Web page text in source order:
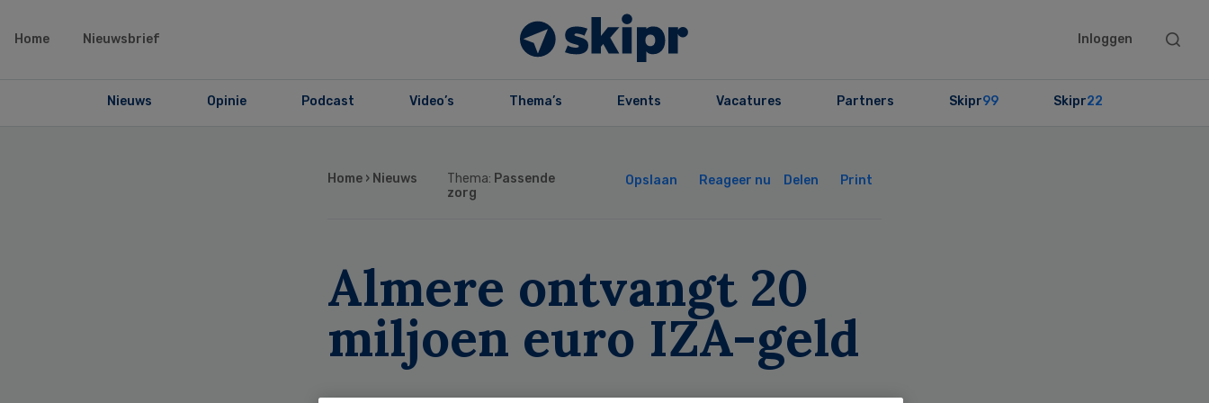
Home Nieuwsbrief Inloggen
Search
Nieuws Opinie Podcast Video’s Thema’s Events Vacatures Partners Skipr99 Skipr22
Home › Nieuws Thema: Passende
zorg
Opslaan Reageer nu Delen Print
Almere ontvangt 20
miljoen euro IZA-geld